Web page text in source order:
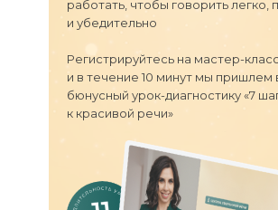
работать, чтобы говорить легко,
и убедительно
Регистрируйтесь на мастер-класс
и в течение 10 минут мы пришлем
бюнусный урок-диагностику «7
к красивой речи»